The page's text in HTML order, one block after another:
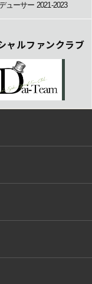
ューサー 2021-2023
ャルファンクラブ